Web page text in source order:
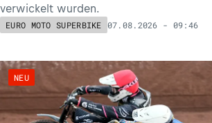
verwickelt wurden.
EURO MOTO SUPERBIKE 07.08.2026 - 09:46
NEU